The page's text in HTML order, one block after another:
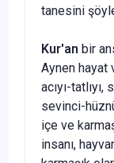
tanesini
Kur'an bir
Aynen hayat
acıyı-
sevinci-
içe ve
insanı,